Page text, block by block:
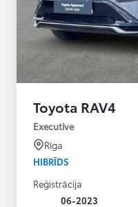
Toyota RAV4
Executive
Rīga
HIBRĪDS
Reģistrācija
06-2023